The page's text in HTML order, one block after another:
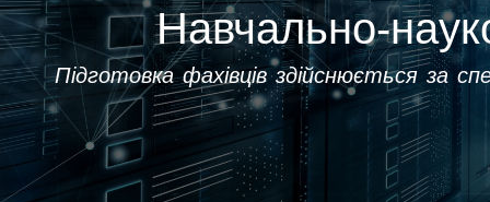
Навчально-
Підготовка фахівців здійснюється за